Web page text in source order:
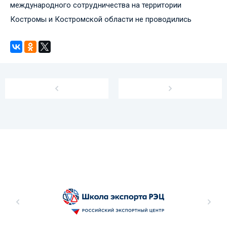
международного сотрудничества на территории
Костромы и Костромской области не проводились